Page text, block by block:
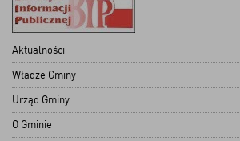
Aktualności
Władze Gminy
Urząd Gminy
O Gminie